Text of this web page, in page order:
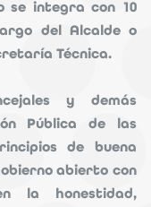
se integra con 10
del Alcalde o
Técnica.
y demás
Pública de las
de buena
abierto con
la honestidad,